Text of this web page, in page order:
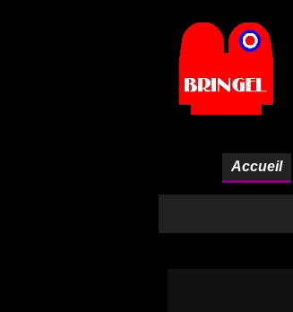
Accueil